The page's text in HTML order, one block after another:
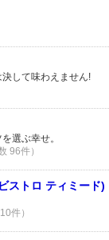
して味わえません!
選ぶ幸せ。
96件）
ストロ ティミード)
件）